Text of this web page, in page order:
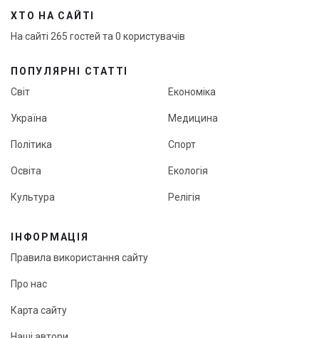
ХТО НА САЙТІ
На сайті 265 гостей та 0 користувачів
ПОПУЛЯРНІ СТАТТІ
Світ
Україна
Політика
Освіта
Культура
Економіка
Медицина
Спорт
Екологія
Релігія
ІНФОРМАЦІЯ
Правила використання сайту
Про нас
Карта сайту